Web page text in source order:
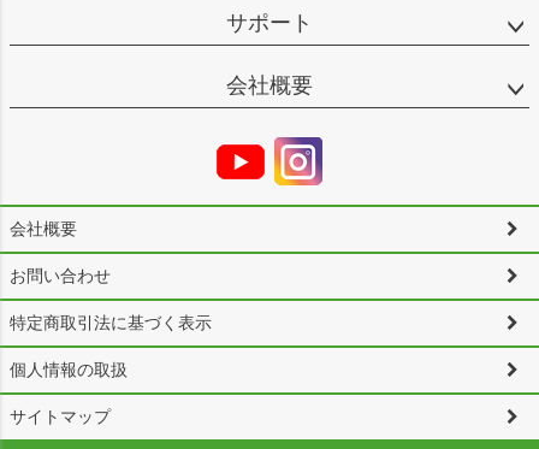
サポート
会社概要
会社概要
お問い合わせ
特定商取引法に基づく表示
個人情報の取扱
サイトマップ